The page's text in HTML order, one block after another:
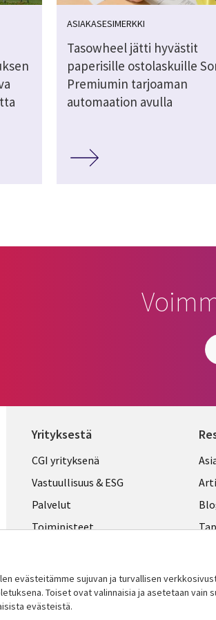
ASIAKASESIMERKKI
Tasowheel jätti hyvästit
paperisille ostolaskuille
Premiumin tarjoaman
automaation avulla
Yrityksestä
Useful
links
FINLAND
CGI yrityksenä
Vastuullisuus & ESG
Palvelut
Toimipisteet
Ura CGI:llä
evästeitämme sujuvan ja turvallisen
Toiset ovat valinnaisia ​​ja asetetaan
evästeistä.